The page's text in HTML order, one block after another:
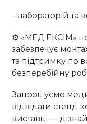
– лабораторій та
⚙️ «МЕД ЕКСІМ»
забезпечує
та підтримку по
безперебійну
Запрошуємо
відвідати стенд
виставці —